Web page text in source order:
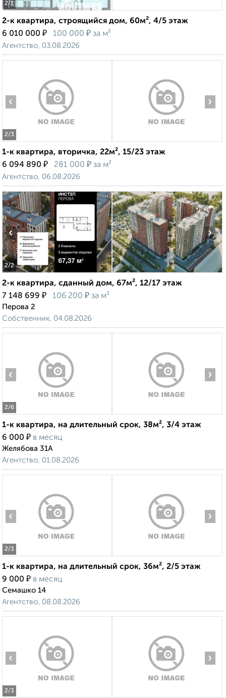
2/1
2-к квартира, строящийся дом, 60м², 4/5 этаж
6 010 000 ₽ 100 000 ₽ за м²
Агентство, 03.08.2026
2/3
‹ ›
1-к квартира, вторичка, 22м², 15/23 этаж
6 094 890 ₽ 281 000 ₽ за м²
Агентство, 06.08.2026
2/2
‹ ›
2-к квартира, сданный дом, 67м², 12/17 этаж
7 148 699 ₽ 106 200 ₽ за м²
Перова 2
Собственник, 04.08.2026
2/6
‹ ›
1-к квартира, на длительный срок, 38м², 3/4 этаж
6 000 ₽ в месяц
Желябова 31А
Агентство, 01.08.2026
2/3
‹ ›
1-к квартира, на длительный срок, 36м², 2/5 этаж
9 000 ₽ в месяц
Семашко 14
Агентство, 08.08.2026
2/3
‹ ›